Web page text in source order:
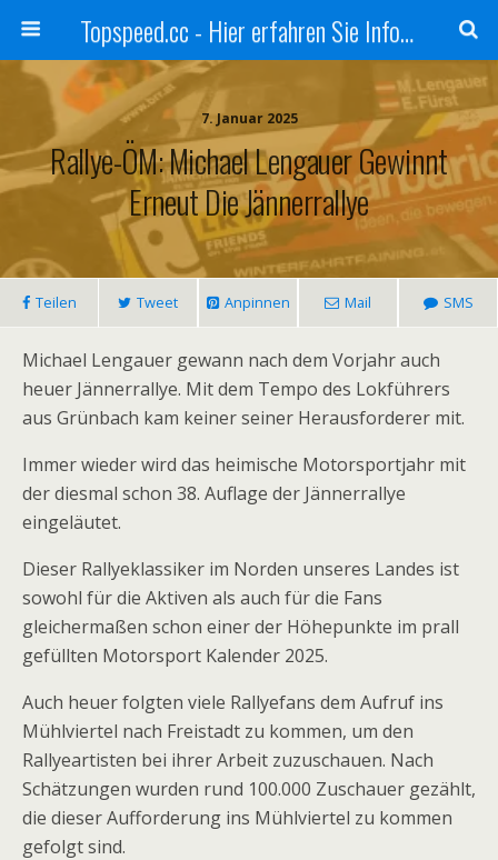
Topspeed.cc - Hier erfahren Sie Infos über die Rennsportszene mit Vollgas
7. Januar 2025
Rallye-ÖM: Michael Lengauer Gewinnt
Erneut Die Jännerrallye
Teilen Tweet Anpinnen Mail SMS
Michael Lengauer gewann nach dem Vorjahr auch
heuer Jännerrallye. Mit dem Tempo des Lokführers
aus Grünbach kam keiner seiner Herausforderer mit.
Immer wieder wird das heimische Motorsportjahr mit
der diesmal schon 38. Auflage der Jännerrallye
eingeläutet.
Dieser Rallyeklassiker im Norden unseres Landes ist
sowohl für die Aktiven als auch für die Fans
gleichermaßen schon einer der Höhepunkte im prall
gefüllten Motorsport Kalender 2025.
Auch heuer folgten viele Rallyefans dem Aufruf ins
Mühlviertel nach Freistadt zu kommen, um den
Rallyeartisten bei ihrer Arbeit zuzuschauen. Nach
Schätzungen wurden rund 100.000 Zuschauer gezählt,
die dieser Aufforderung ins Mühlviertel zu kommen
gefolgt sind.